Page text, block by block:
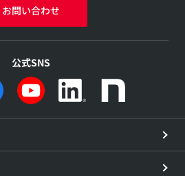
お問い合わせ
公式SNS